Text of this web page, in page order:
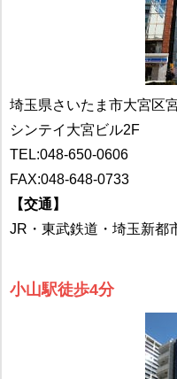
埼玉県さいたま市大宮区
シンテイ大宮ビル2F
TEL:048-650-0606
FAX:048-648-0733
【交通】
JR・東武鉄道・埼玉新都
小山駅徒歩4分